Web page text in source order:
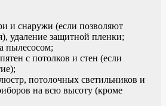
и снаружи (если позволяют
удаление защитной пленки;
пылесосом;
с потолков и стен (если
потолочных светильников и
на всю высоту (кроме